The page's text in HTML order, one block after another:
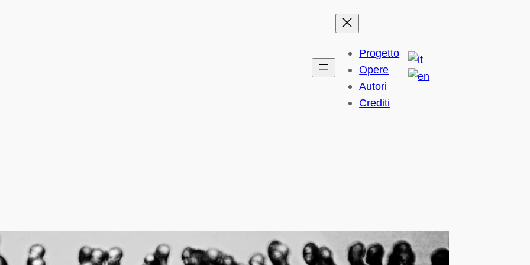
Progetto
Opere
Autori
Crediti